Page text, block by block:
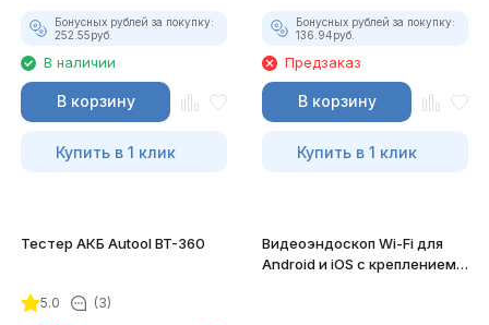
Бонусных рублей за покупку:
252.55руб.
В наличии
В корзину
Купить в 1 клик
Бонусных рублей за покупку:
136.94руб.
Предзаказ
В корзину
Купить в 1 клик
Тестер АКБ Autool BT-360
5.0 (3)
Видеоэндоскоп Wi-Fi для
Android и iOS с креплением